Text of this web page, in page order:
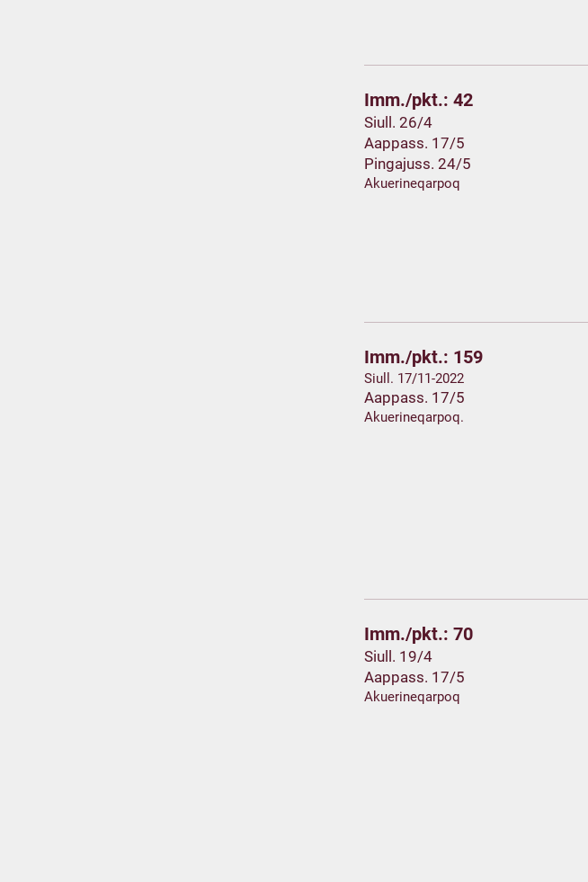
Imm./pkt.: 42
Siull. 26/4
Aappass. 17/5
Pingajuss. 24/5
Akuerineqarpoq
Imm./pkt.: 159
Siull. 17/11-2022
Aappass. 17/5
Akuerineqarpoq.
Imm./pkt.: 70
Siull. 19/4
Aappass. 17/5
Akuerineqarpoq